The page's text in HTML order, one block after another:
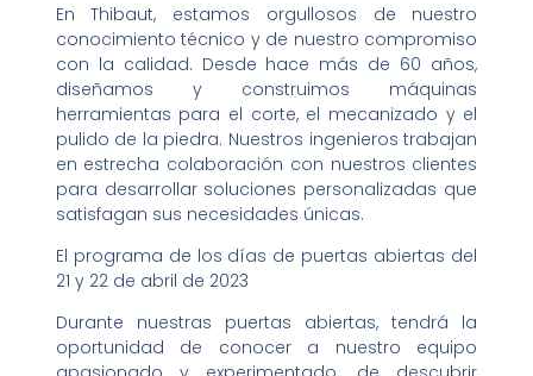
En Thibaut, estamos orgullosos de nuestro
conocimiento técnico y de nuestro compromiso
con la calidad. Desde hace más de 60 años,
diseñamos y construimos máquinas
herramientas para el corte, el mecanizado y el
pulido de la piedra. Nuestros ingenieros trabajan
en estrecha colaboración con nuestros clientes
para desarrollar soluciones personalizadas que
satisfagan sus necesidades únicas.
El programa de los días de puertas abiertas del
21 y 22 de abril de 2023
Durante nuestras puertas abiertas, tendrá la
oportunidad de conocer a nuestro equipo